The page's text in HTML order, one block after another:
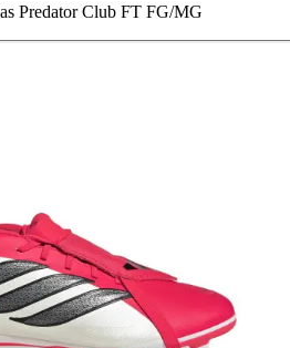
Predator Club FT FG/MG